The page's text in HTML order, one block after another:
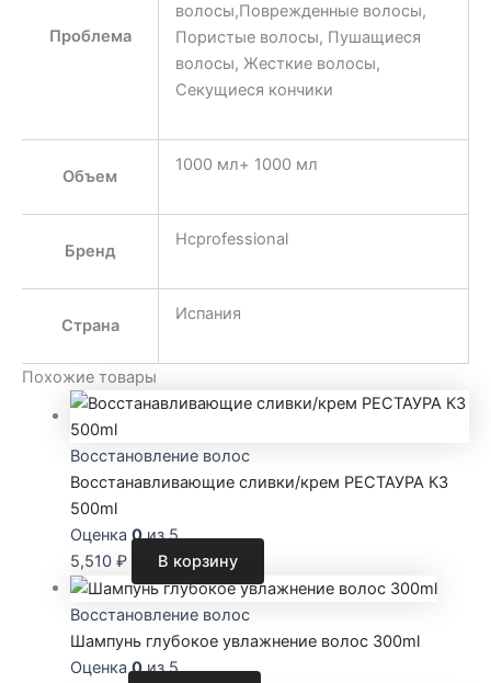
Проблема
волосы,Поврежденные волосы,
Пористые волосы, Пушащиеся
волосы, Жесткие волосы,
Секущиеся кончики
Объем
1000 мл+ 1000 мл
Бренд
Hcprofessional
Страна
Испания
Похожие товары
Восстановление волос
Восстанавливающие сливки/крем РЕСТАУРА К3
500ml
Оценка 0из 5
5,510 ₽ В корзину
Восстановление волос
Шампунь глубокое увлажнение волос 300ml
Оценка0из 5